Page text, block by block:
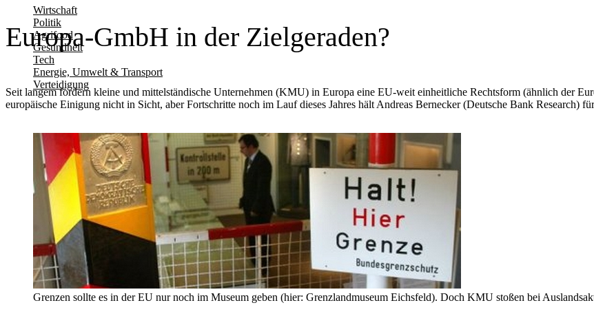
Wirtschaft
Politik
Agrifood
Gesundheit
Tech
Energie, Umwelt & Transport
Verteidigung
Europa-GmbH in der Zielgeraden?
Seit langem fordern kleine und mittelständische Unternehmen (KMU) in Europa eine EU-weit einheitliche Rechtsform (ähnlich der
europäische Einigung nicht in Sicht, aber Fortschritte noch im Lauf dieses Jahres hält Andreas Bernecker (Deutsche Bank Research)
Grenzen sollte es in der EU nur noch im Museum geben (hier: Grenzlandmuseum Eichsfeld). Doch KMU stoßen bei